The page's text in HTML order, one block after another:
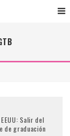
Salir del
de graduación